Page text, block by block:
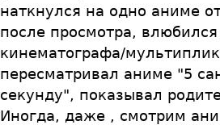
наткнулся на одно аниме
после просмотра,
кинематографа​/
пересматривал аниме "5
секунду", показывал
Иногда, даже , смотрим